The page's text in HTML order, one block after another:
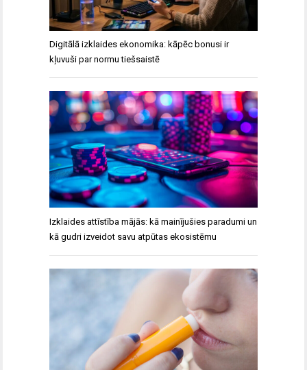
Digitālā izklaides ekonomika: kāpēc bonusi ir
kļuvuši par normu tiešsaistē
Izklaides attīstība mājās: kā mainījušies paradumi un
kā gudri izveidot savu atpūtas ekosistēmu